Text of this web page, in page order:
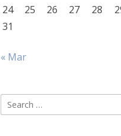
24
25 26 27 28
31
« Mar
Search
for: